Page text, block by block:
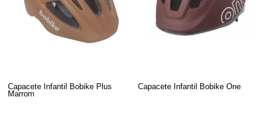
Capacete Infantil Bobike Plus
Marrom
Capacete Infantil Bobike One